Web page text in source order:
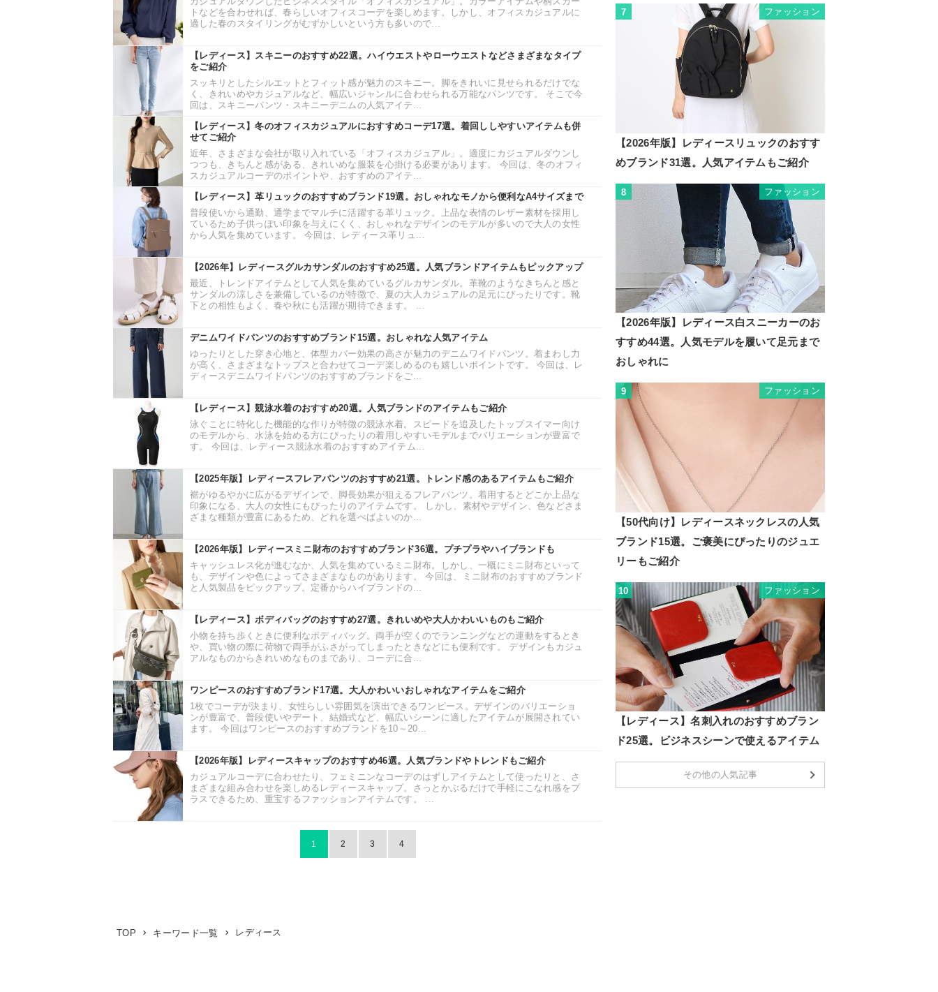
トなどを合わせれば、春らしいオフィスコーデを楽しめます。しかし、オフィスカジュアルに
適した春のスタイリングがむずかしいという方も多いので...
【レディース】スキニーのおすすめ22選。ハイウエストやローウエストなどさまざまなタイプ
をご紹介
スッキリとしたシルエットとフィット感が魅力のスキニー。脚をきれいに見せられるだけでな
く、きれいめやカジュアルなど、幅広いジャンルに合わせられる万能なパンツです。 そこで今
回は、スキニーパンツ・スキニーデニムの人気アイテ...
【レディース】冬のオフィスカジュアルにおすすめコーデ17選。着回ししやすいアイテムも併
せてご紹介
近年、さまざまな会社が取り入れている「オフィスカジュアル」。適度にカジュアルダウンし
つつも、きちんと感がある、きれいめな服装を心掛ける必要があります。 今回は、冬のオフィ
スカジュアルコーデのポイントや、おすすめのアイテ...
【レディース】革リュックのおすすめブランド19選。おしゃれなモノから便利なA4サイズまで
普段使いから通勤、通学までマルチに活躍する革リュック。上品な表情のレザー素材を採用し
ているため子供っぽい印象を与えにくく、おしゃれなデザインのモデルが多いので大人の女性
から人気を集めています。 今回は、レディース革リュ...
【2026年】レディースグルカサンダルのおすすめ25選。人気ブランドアイテムもピックアップ
最近、トレンドアイテムとして人気を集めているグルカサンダル。革靴のようなきちんと感と
サンダルの涼しさを兼備しているのが特徴で、夏の大人カジュアルの足元にぴったりです。靴
下との相性もよく、春や秋にも活躍が期待できます。 ...
デニムワイドパンツのおすすめブランド15選。おしゃれな人気アイテム
ゆったりとした穿き心地と、体型カバー効果の高さが魅力のデニムワイドパンツ。着まわし力
が高く、さまざまなトップスと合わせてコーデ楽しめるのも嬉しいポイントです。 今回は、レ
ディースデニムワイドパンツのおすすめブランドをご...
【レディース】競泳水着のおすすめ20選。人気ブランドのアイテムもご紹介
泳ぐことに特化した機能的な作りが特徴の競泳水着。スピードを追及したトップスイマー向け
のモデルから、水泳を始める方にぴったりの着用しやすいモデルまでバリエーションが豊富で
す。 今回は、レディース競泳水着のおすすめアイテム...
【2025年版】レディースフレアパンツのおすすめ21選。トレンド感のあるアイテムもご紹介
裾がゆるやかに広がるデザインで、脚長効果が狙えるフレアパンツ。着用するとどこか上品な
印象になる、大人の女性にもぴったりのアイテムです。 しかし、素材やデザイン、色などさま
ざまな種類が豊富にあるため、どれを選べばよいのか...
【2026年版】レディースミニ財布のおすすめブランド36選。プチプラやハイブランドも
キャッシュレス化が進むなか、人気を集めているミニ財布。しかし、一概にミニ財布といって
も、デザインや色によってさまざまなものがあります。 今回は、ミニ財布のおすすめブランド
と人気製品をピックアップ。定番からハイブランドの...
【レディース】ボディバッグのおすすめ27選。きれいめや大人かわいいものもご紹介
小物を持ち歩くときに便利なボディバッグ。両手が空くのでランニングなどの運動をするとき
や、買い物の際に荷物で両手がふさがってしまったときなどにも便利です。 デザインもカジュ
アルなものからきれいめなものまであり、コーデに合...
ワンピースのおすすめブランド17選。大人かわいいおしゃれなアイテムをご紹介
1枚でコーデが決まり、女性らしい雰囲気を演出できるワンピース。デザインのバリエーショ
ンが豊富で、普段使いやデート、結婚式など、幅広いシーンに適したアイテムが展開されてい
ます。 今回はワンピースのおすすめブランドを10～20...
【2026年版】レディースキャップのおすすめ46選。人気ブランドやトレンドもご紹介
カジュアルコーデに合わせたり、フェミニンなコーデのはずしアイテムとして使ったりと、さ
まざまな組み合わせを楽しめるレディースキャップ。さっとかぶるだけで手軽にこなれ感をプ
ラスできるため、重宝するファッションアイテムです。 ...
1 2 3 4
TOP キーワード一覧 レディース
7 ファッション
【2026年版】レディースリュックのおすす
めブランド31選。人気アイテムもご紹介
8 ファッション
【2026年版】レディース白スニーカーのお
すすめ44選。人気モデルを履いて足元まで
おしゃれに
9 ファッション
【50代向け】レディースネックレスの人気
ブランド15選。ご褒美にぴったりのジュエ
リーもご紹介
10 ファッション
【レディース】名刺入れのおすすめブラン
ド25選。ビジネスシーンで使えるアイテム
その他の人気記事